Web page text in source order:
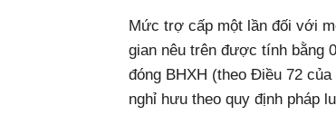
Mức trợ cấp một lần đối với
gian nêu trên được tính bằng
đóng BHXH (theo Điều 72
nghỉ hưu theo quy định pháp